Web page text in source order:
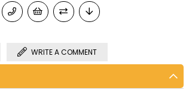
WRITE A COMMENT